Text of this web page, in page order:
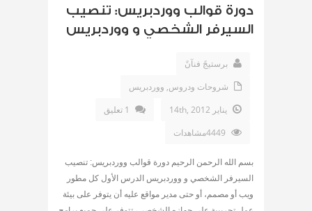
دورة قوالب ووردبريس: تنصيب
السيرفر الشخصي و ووردبريس
برستيجً فنآنً
شروحات ودروس, ووردبريس
يناير 14th, 2012
1 تعليق
بسم الله الرحمن الرحيم دورة قوالب ووردبريس: تنصيب
السيرفر الشخصي و ووردبريس الدرس الأول كل مطور
ويب أو مصمم، أو حتى مدير مواقع عليه أن يتوفر على بيئة